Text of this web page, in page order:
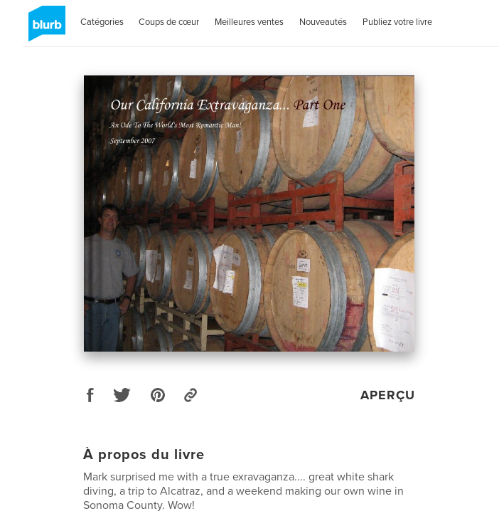
Catégories Coups de cœur Meilleures ventes Nouveautés Publiez votre livre
APERÇU
À propos du livre
Mark surprised me with a true exravaganza.... great white shark
diving, a trip to Alcatraz, and a weekend making our own wine in
Sonoma County. Wow!